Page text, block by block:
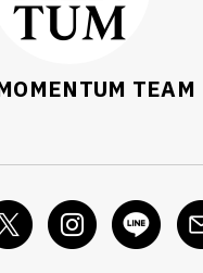
TEAM